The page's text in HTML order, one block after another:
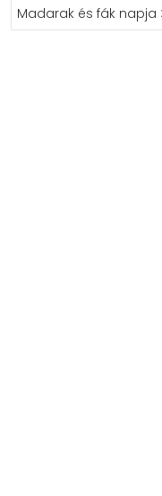
Madarak és fák napja